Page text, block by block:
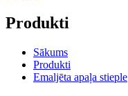
Produkti
Sākums
Produkti
Emaljēta apaļa stieple